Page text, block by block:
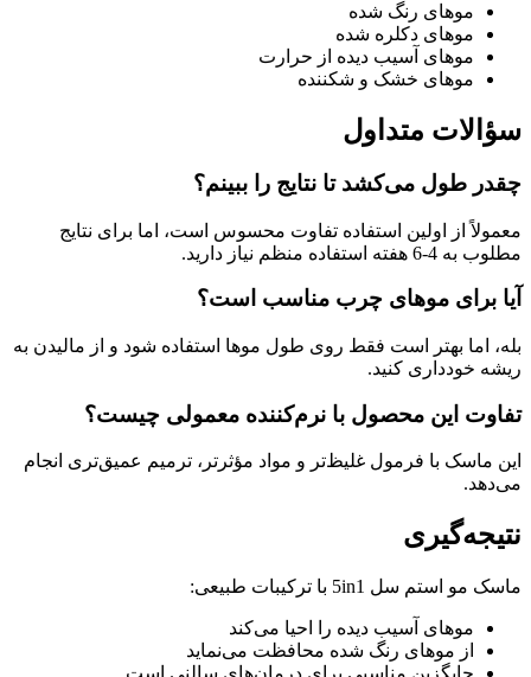
موهای رنگ شده
موهای دکلره شده
موهای آسیب دیده از حرارت
موهای خشک و شکننده
سؤالات متداول
چقدر طول می‌کشد تا نتایج را ببینم؟
معمولاً از اولین استفاده تفاوت محسوس است، اما برای نتایج
مطلوب به 4-6 هفته استفاده منظم نیاز دارید.
آیا برای موهای چرب مناسب است؟
بله، اما بهتر است فقط روی طول موها استفاده شود و از مالیدن به
ریشه خودداری کنید.
تفاوت این محصول با نرم‌کننده معمولی چیست؟
این ماسک با فرمول غلیظ‌تر و مواد مؤثرتر، ترمیم عمیق‌تری انجام
می‌دهد.
نتیجه‌گیری
ماسک مو استم سل 5in1 با ترکیبات طبیعی:
موهای آسیب دیده را احیا می‌کند
از موهای رنگ شده محافظت می‌نماید